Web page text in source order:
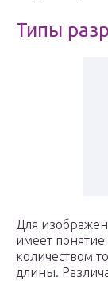
Типы
Для
имеет понятие
количеством
длины.